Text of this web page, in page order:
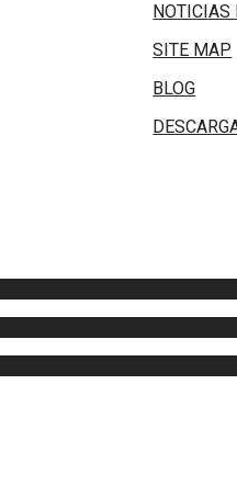
NOTICIAS
SITE MAP
BLOG